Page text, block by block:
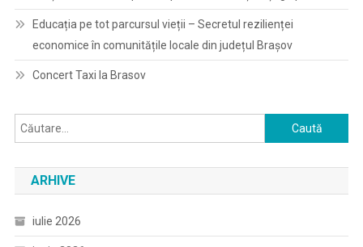
Educația pe tot parcursul vieții – Secretul rezilienței
economice în comunitățile locale din județul Brașov
Concert Taxi la Brasov
Caută
după:
ARHIVE
iulie 2026